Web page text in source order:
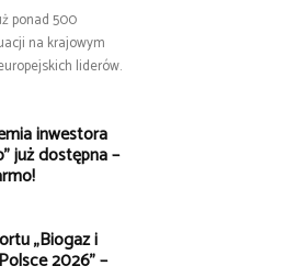
ponad 500
na krajowym
liderów.
inwestora
już dostępna –
„Biogaz i
2026” –